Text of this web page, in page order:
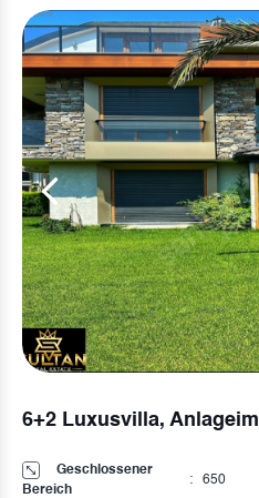
Das ist nicht alles
Geschlossener
Bereich